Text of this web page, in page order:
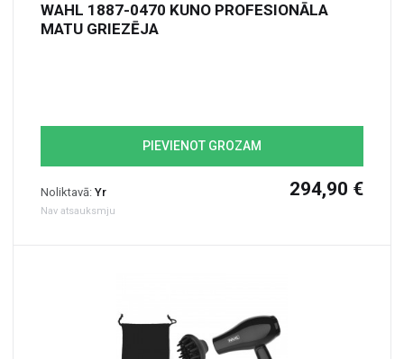
WAHL 1887-0470 KUNO PROFESIONĀLA
MATU GRIEZĒJA
PIEVIENOT GROZAM
Noliktavā: Yr
Nav atsauksmju
294,90 €